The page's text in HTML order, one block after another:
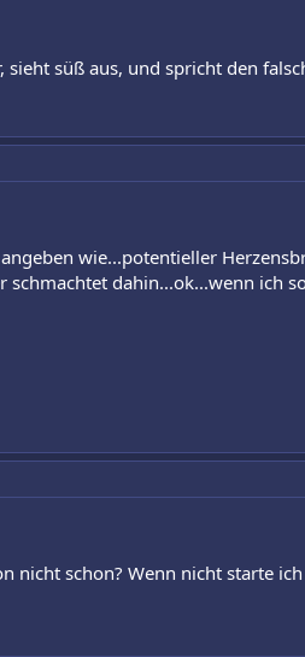
süß aus, und spricht den
wie...potentieller
dahin...ok...wenn ich
nicht schon? Wenn nicht starte